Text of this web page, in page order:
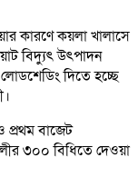
কারণে কয়লা খালাসে
বিদ্যুৎ উৎপাদন
দিতে হচ্ছে
প্রথম বাজেট
৩০০ বিধিতে দেওয়া